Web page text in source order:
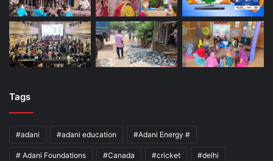
Tags
#adani #adani education #Adani Energy #
# Adani Foundations #Canada #cricket #delhi